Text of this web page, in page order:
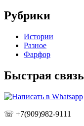
Рубрики
Истории
Разное
Фарфор
Быстрая связь
☏ +7(909)982-9111